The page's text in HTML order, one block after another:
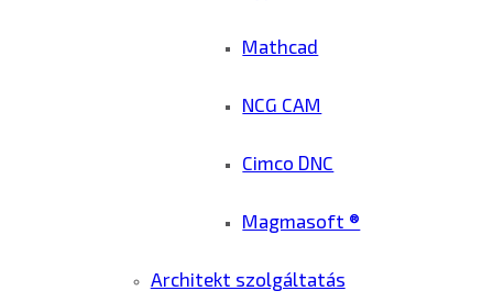
Mathcad
NCG CAM
Cimco DNC
Magmasoft ®
Architekt szolgáltatás